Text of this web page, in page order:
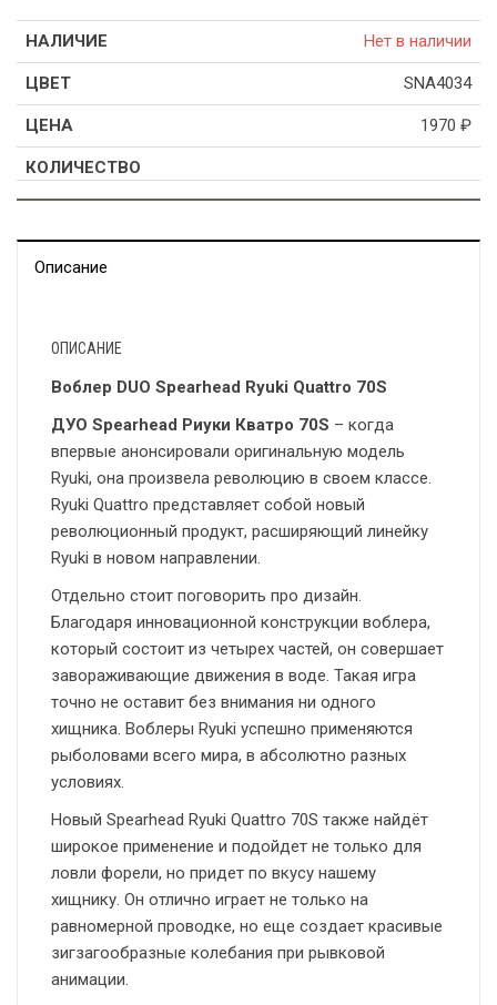
Нет в наличии
SNA4034
1970 ₽
Описание
ОПИСАНИЕ
Воблер DUO Spearhead Ryuki Quattro 70S
ДУО Spearhead Риуки Кватро 70S – когда
впервые анонсировали оригинальную модель
Ryuki, она произвела революцию в своем классе.
Ryuki Quattro представляет собой новый
революционный продукт, расширяющий линейку
Ryuki в новом направлении.
Отдельно стоит поговорить про дизайн.
Благодаря инновационной конструкции воблера,
который состоит из четырех частей, он совершает
завораживающие движения в воде. Такая игра
точно не оставит без внимания ни одного
хищника. Воблеры Ryuki успешно применяются
рыболовами всего мира, в абсолютно разных
условиях.
Новый Spearhead Ryuki Quattro 70S также найдёт
широкое применение и подойдет не только для
ловли форели, но придет по вкусу нашему
хищнику. Он отлично играет не только на
равномерной проводке, но еще создает красивые
зигзагообразные колебания при рывковой
анимации.